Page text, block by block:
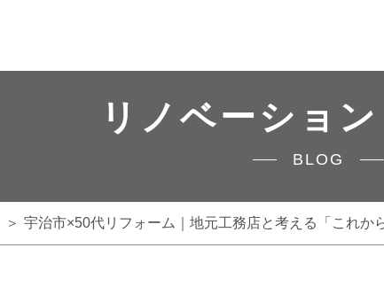
リノベーショ
BLOG
宇治市×50代リフォーム｜地元工務店と考える「これか